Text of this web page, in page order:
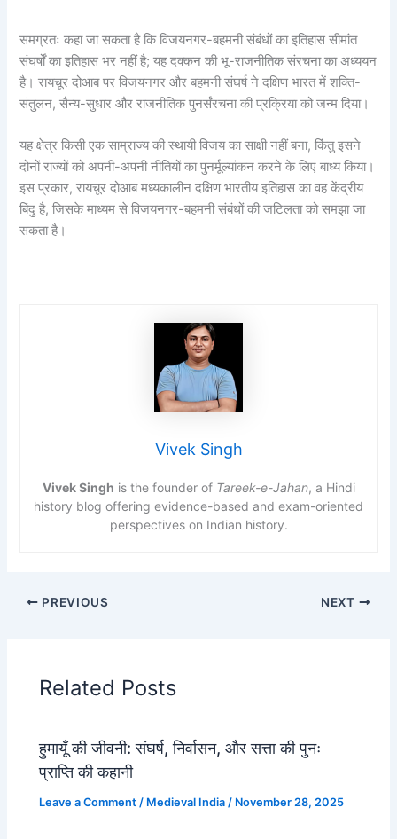
समग्रतः कहा जा सकता है कि विजयनगर-बहमनी संबंधों का इतिहास सीमांत
संघर्षों का इतिहास भर नहीं है; यह दक्कन की भू-राजनीतिक संरचना का अध्ययन
है। रायचूर दोआब पर विजयनगर और बहमनी संघर्ष ने दक्षिण भारत में शक्ति-
संतुलन, सैन्य-सुधार और राजनीतिक पुनर्संरचना की प्रक्रिया को जन्म दिया।
यह क्षेत्र किसी एक साम्राज्य की स्थायी विजय का साक्षी नहीं बना, किंतु इसने
दोनों राज्यों को अपनी-अपनी नीतियों का पुनर्मूल्यांकन करने के लिए बाध्य किया।
इस प्रकार, रायचूर दोआब मध्यकालीन दक्षिण भारतीय इतिहास का वह केंद्रीय
बिंदु है, जिसके माध्यम से विजयनगर-बहमनी संबंधों की जटिलता को समझा जा
सकता है।
Vivek Singh
Vivek Singh is the founder of Tareek-e-Jahan, a Hindi
history blog offering evidence-based and exam-oriented
perspectives on Indian history.
PREVIOUS NEXT
Related Posts
हुमायूँ की जीवनी: संघर्ष, निर्वासन, और सत्ता की पुनः
प्राप्ति की कहानी
Leave a Comment / Medieval India / November 28, 2025